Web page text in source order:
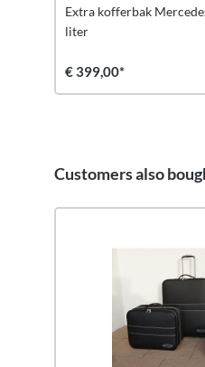
Extra kofferbak
liter
€ 399,00*
Productgalerij overslaan
Customers also